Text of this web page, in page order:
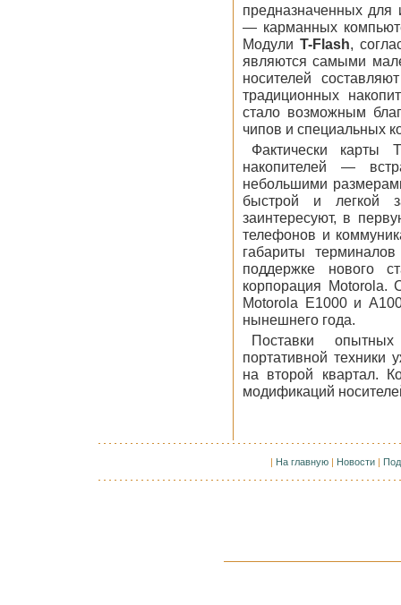
предназначенных для
— карманных
Модули T-Flash,
являются самыми
носителей
традиционных
стало возможным
чипов и специальных
Фактически карты
накопителей —
небольшими
быстрой и легкой
заинтересуют, в
телефонов и
габариты
поддержке нового
корпорация
Motorola E1000 и
нынешнего года.
Поставки
портативной техники
на второй квартал.
модификаций
| На главную| Новости|